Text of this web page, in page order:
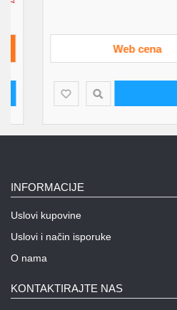
Web cena
INFORMACIJE
Uslovi kupovine
Uslovi i način isporuke
O nama
KONTAKTIRAJTE NAS